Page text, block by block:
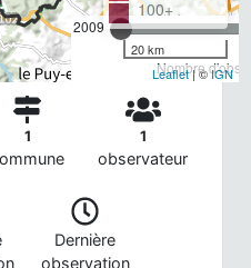
2009
Nombre
100+
20 km
Leaflet| ©IGN
1 1
observateur
Dernière
observation